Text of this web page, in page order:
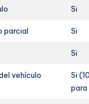
Si
parcial Si
Si
vehículo
Si